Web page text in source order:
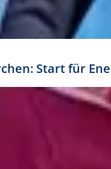
Start für